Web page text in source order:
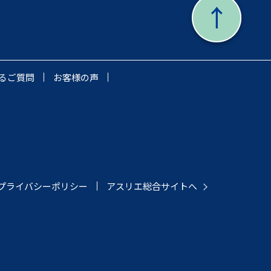
ご質問 お客様の声
ライバシーポリシー アスリエ総合サイトへ